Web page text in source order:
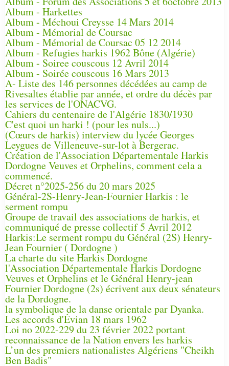
Album - Harkettes
Album - Méchoui Creysse 14 Mars 2014
Album - Mémorial de Coursac
Album - Mémorial de Coursac 05 12 2014
Album - Refugies harkis 1962 Bône (Algérie)
Album - Soiree couscous 12 Avril 2014
Album - Soirée couscous 16 Mars 2013
A- Liste des 146 personnes décédées au camp de
Rivesaltes établie par année, et ordre du décès par
les services de l'ONACVG.
Cahiers du centenaire de l'Algérie 1830/1930
C'est quoi un harki ! (pour les nuls...)
(Cœurs de harkis) interview du lycée Georges
Leygues de Villeneuve-sur-lot à Bergerac.
Création de l'Association Départementale Harkis
Dordogne Veuves et Orphelins, comment cela a
commencé.
Décret n°2025-256 du 20 mars 2025
Général-2S-Henry-Jean-Fournier Harkis : le
serment rompu
Groupe de travail des associations de harkis, et
communiqué de presse collectif 5 Avril 2012
Harkis:Le serment rompu du Général (2S) Henry-
Jean Fournier ( Dordogne )
La charte du site Harkis Dordogne
l'Association Départementale Harkis Dordogne
Veuves et Orphelins et le Général Henry-jean
Fournier Dordogne (2s) écrivent aux deux sénateurs
de la Dordogne.
la symbolique de la danse orientale par Dyanka.
Les accords d'Évian 18 mars 1962
Loi no 2022-229 du 23 février 2022 portant
reconnaissance de la Nation envers les harkis
L’un des premiers nationalistes Algériens "Cheikh
Ben Badis"